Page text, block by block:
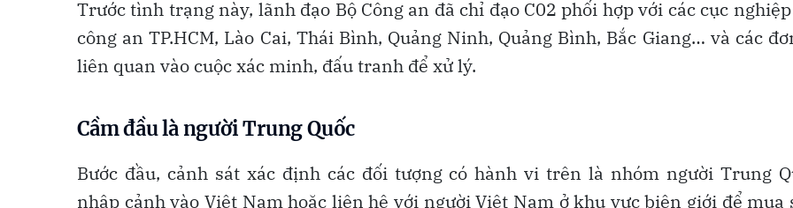
Trước tình trạng này, lãnh đạo Bộ Công an đã chỉ đạo C02 phối hợp với các cục
công an TP.HCM, Lào Cai, Thái Bình, Quảng Ninh, Quảng Bình, Bắc Giang… và các
liên quan vào cuộc xác minh, đấu tranh để xử lý.
Cầm đầu là người Trung Quốc
Bước đầu, cảnh sát xác định các đối tượng có hành vi trên là nhóm người Trung
nhập cảnh vào Việt Nam hoặc liên hệ với người Việt Nam ở khu vực biên giới để mua